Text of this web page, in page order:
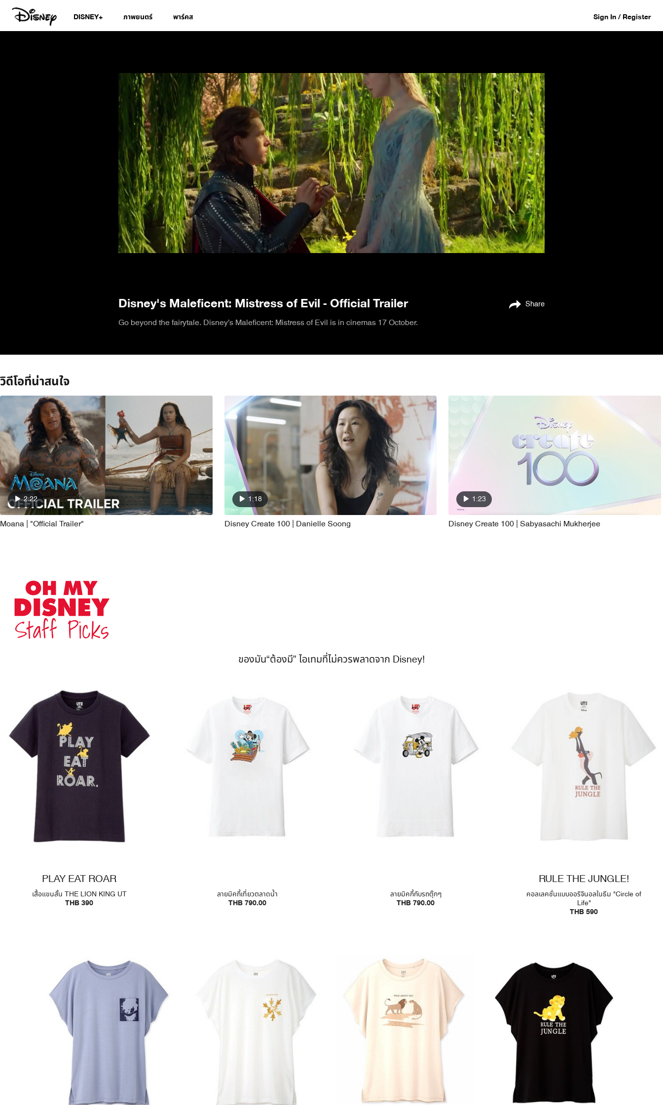
DISNEY+ ภาพยนตร์ พาร์คส Sign In / Register
Disney's Maleficent: Mistress of Evil - Official Trailer Share
Go beyond the fairytale. Disney’s Maleficent: Mistress of Evil is in cinemas 17 October.
วิดีโอที่น่าสนใจ
2:22
Moana | "Official Trailer"
1:18
Disney Create 100 | Danielle Soong
1:23
Disney Create 100 | Sabyasachi Mukherjee
ของมัน“ต้องมี” ไอเทมที่ไม่ควรพลาดจาก Disney!
PLAY EAT ROAR
เสื้อแขนสั้น THE LION KING UT
THB 390
ลายมิคกี้เที่ยวตลาดน้ำ
THB 790.00
ลายมิคกี้กับรถตุ๊กๆ
THB 790.00
RULE THE JUNGLE!
คอลเลคชั่นแบบออริจินอลในธีม "Circle of
Life"
THB 590